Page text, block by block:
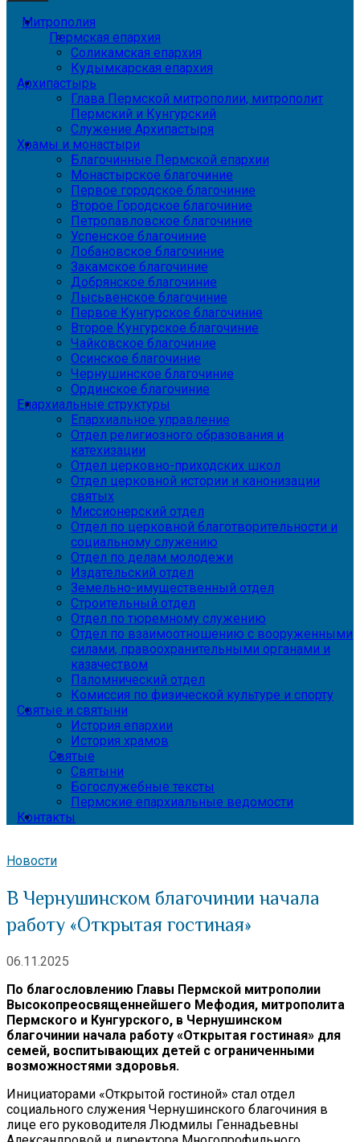
Митрополия
Пермская епархия
Соликамская епархия
Кудымкарская епархия
Архипастырь
Глава Пермской митрополии, митрополит
Пермский и Кунгурский
Служение Архипастыря
Храмы и монастыри
Благочинные Пермской епархии
Монастырское благочиние
Первое городское благочиние
Второе Городское благочиние
Петропавловское благочиние
Успенское благочиние
Лобановское благочиние
Закамское благочиние
Добрянское благочиние
Лысьвенское благочиние
Первое Кунгурское благочиние
Второе Кунгурское благочиние
Чайковское благочиние
Осинское благочиние
Чернушинское благочиние
Ординское благочиние
Епархиальные структуры
Епархиальное управление
Отдел религиозного образования и
катехизации
Отдел церковно-приходских школ
Отдел церковной истории и канонизации
святых
Миссионерский отдел
Отдел по церковной благотворительности и
социальному служению
Отдел по делам молодежи
Издательский отдел
Земельно-имущественный отдел
Строительный отдел
Отдел по тюремному служению
Отдел по взаимоотношению с вооруженными
силами, правоохранительными органами и
казачеством
Паломнический отдел
Комиссия по физической культуре и спорту
Святые и святыни
История епархии
История храмов
Святые
Святыни
Богослужебные тексты
Пермские епархиальные ведомости
Контакты
Новости
В Чернушинском благочинии начала
работу «Открытая гостиная»
06.11.2025
По благословлению Главы Пермской митрополии
Высокопреосвященнейшего Мефодия, митрополита
Пермского и Кунгурского, в Чернушинском
благочинии начала работу «Открытая гостиная» для
семей, воспитывающих детей с ограниченными
возможностями здоровья.
Инициаторами «Открытой гостиной» стал отдел
социального служения Чернушинского благочиния в
лице его руководителя Людмилы Геннадьевны